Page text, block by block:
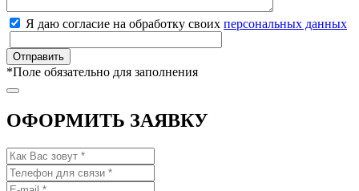
Я даю согласие на обработку своих персональных данных
*Поле обязательно для заполнения
ОФОРМИТЬ ЗАЯВКУ